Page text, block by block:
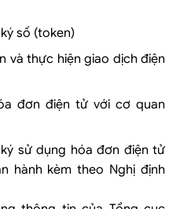
số (token)
và thực hiện giao dịch điện
đơn điện tử với cơ quan
sử dụng hóa đơn điện tử
hành kèm theo Nghị định